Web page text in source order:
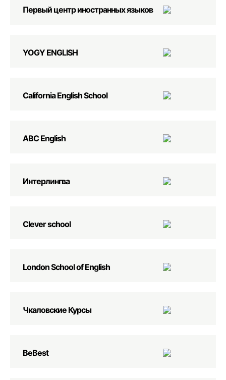
Первый центр иностранных языков
YOGY ENGLISH
California English School
ABC English
Интерлингва
Clever school
London School of English
Чкаловские Курсы
BeBest